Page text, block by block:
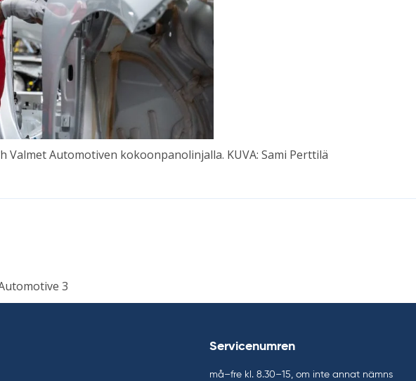
Val­met Au­to­mo­ti­ven ko­koon­pa­no­lin­jal­la. KUVA: Sami Pert­tilä
3
Servicenumren
må–fre kl. 8.30–15, om inte annat nämns